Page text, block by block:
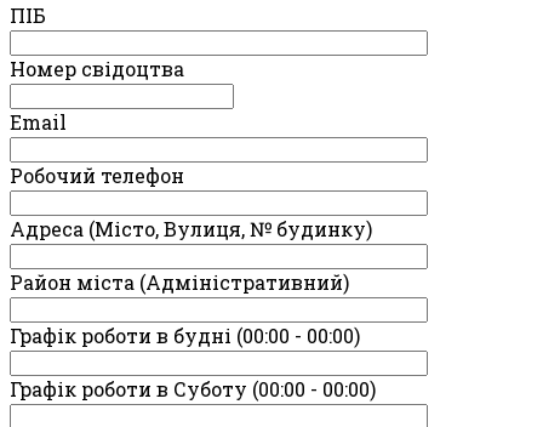
ПIБ
Номер свідоцтва
Email
Робочий телефон
Адреса (Місто, Вулиця, № будинку)
Район міста (Адміністративний)
Графік роботи в будні (00:00 - 00:00)
Графік роботи в Суботу (00:00 - 00:00)